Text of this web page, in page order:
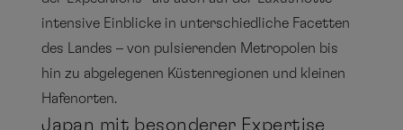
intensive Einblicke in unterschiedliche Facetten
des Landes – von pulsierenden Metropolen bis
hin zu abgelegenen Küstenregionen und kleinen
Hafenorten.
Japan mit besonderer Expertise